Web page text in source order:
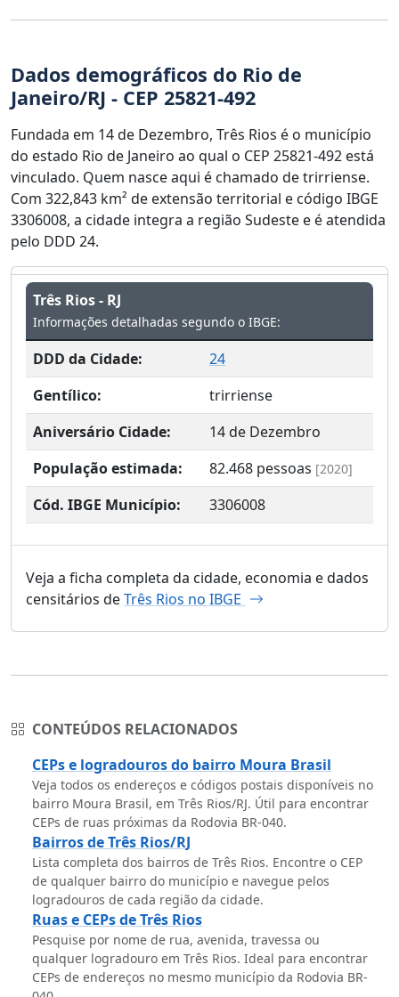
Dados demográficos do Rio de
Janeiro/RJ - CEP 25821-492
Fundada em 14 de Dezembro, Três Rios é o município
do estado Rio de Janeiro ao qual o CEP 25821-492 está
vinculado. Quem nasce aqui é chamado de trirriense.
Com 322,843 km² de extensão territorial e código IBGE
3306008, a cidade integra a região Sudeste e é atendida
pelo DDD 24.
Três Rios - RJ
Informações detalhadas segundo o IBGE:
DDD da Cidade:
24
Gentílico:
trirriense
Aniversário Cidade:
14 de Dezembro
População estimada:
82.468 pessoas [2020]
Cód. IBGE Município: 3306008
Veja a ficha completa da cidade, economia e dados
censitários deTrês Rios no IBGE
CONTEÚDOS RELACIONADOS
CEPs e logradouros do bairro Moura Brasil
Veja todos os endereços e códigos postais disponíveis no
bairro Moura Brasil, em Três Rios/RJ. Útil para encontrar
CEPs de ruas próximas da Rodovia BR-040.
Bairros de Três Rios/RJ
Lista completa dos bairros de Três Rios. Encontre o CEP
de qualquer bairro do município e navegue pelos
logradouros de cada região da cidade.
Ruas e CEPs de Três Rios
Pesquise por nome de rua, avenida, travessa ou
qualquer logradouro em Três Rios. Ideal para encontrar
CEPs de endereços no mesmo município da Rodovia BR-